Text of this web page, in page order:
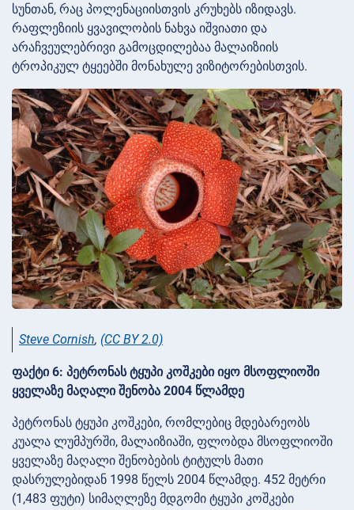
სუნთან, რაც პოლენაციისთვის კრუხებს იზიდავს.
რაფლეზიის ყვავილობის ნახვა იშვიათი და
არაჩვეულებრივი გამოცდილებაა მალაიზიის
ტროპიკულ ტყეებში მონახულე ვიზიტორებისთვის.
Steve Cornish, (CC BY 2.0)
ფაქტი 6: პეტრონას ტყუპი კოშკები იყო მსოფლიოში
ყველაზე მაღალი შენობა 2004 წლამდე
პეტრონას ტყუპი კოშკები, რომლებიც მდებარეობს
კუალა ლუმპურში, მალაიზიაში, ფლობდა მსოფლიოში
ყველაზე მაღალი შენობების ტიტულს მათი
დასრულებიდან 1998 წელს 2004 წლამდე. 452 მეტრი
(1,483 ფუტი) სიმაღლეზე მდგომი ტყუპი კოშკები